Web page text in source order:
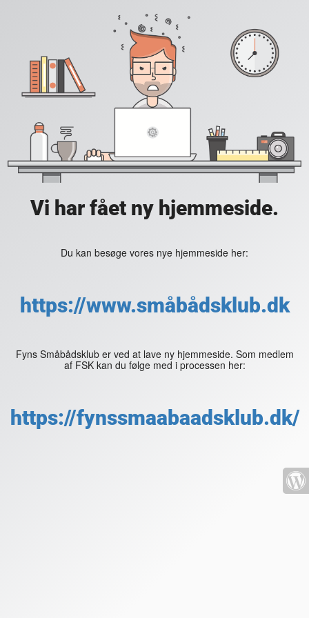
Vi har fået ny hjemmeside.
Du kan besøge vores nye hjemmeside her:
https://www.småbådsklub.dk
Fyns Småbådsklub er ved at lave ny hjemmeside. Som medlem
af FSK kan du følge med i processen her:
https://fynssmaabaadsklub.dk/